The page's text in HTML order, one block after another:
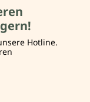
Hotline.